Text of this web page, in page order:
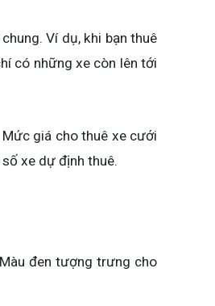
Ví dụ, khi bạn thuê
có những xe còn lên tới
giá cho thuê xe cưới
xe dự định thuê.
đen tượng trưng cho